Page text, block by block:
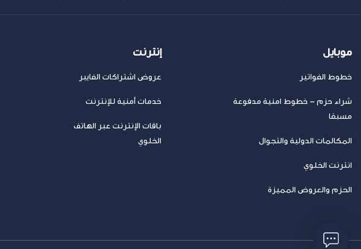
موبايل
خطوط الفواتير
شراء حزم – خطوط امنية مدفوعة
مسبقا
المكالمات الدولية والتجوال
انترنت الخلوي
الحزم والعروض المميزة
إنترنت
عروض اشتراكات الفايبر
خدمات أمنية للإنترنت
باقات الإنترنت عبر الهاتف
الخلوي